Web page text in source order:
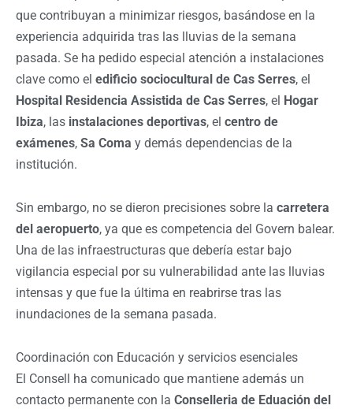
que contribuyan a minimizar riesgos, basándose en la
experiencia adquirida tras las lluvias de la semana
pasada. Se ha pedido especial atención a instalaciones
clave como el edificio sociocultural de Cas Serres, el
Hospital Residencia Assistida de Cas Serres, el Hogar
Ibiza, las instalaciones deportivas, el centro de
exámenes, Sa Coma y demás dependencias de la
institución.
Sin embargo, no se dieron precisiones sobre la carretera
del aeropuerto, ya que es competencia del Govern balear.
Una de las infraestructuras que debería estar bajo
vigilancia especial por su vulnerabilidad ante las lluvias
intensas y que fue la última en reabrirse tras las
inundaciones de la semana pasada.
Coordinación con Educación y servicios esenciales
El Consell ha comunicado que mantiene además un
contacto permanente con la Conselleria de Eduación del